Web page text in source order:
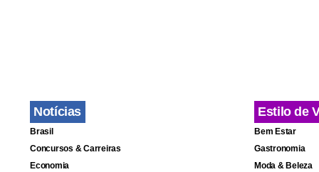
Kassio
histórico da
Notícias
Brasil
Concursos & Carreiras
Economia
Estilo de
Bem Estar
Gastronomia
Moda & Beleza